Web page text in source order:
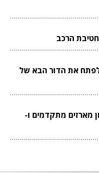
הרכב
לפתח את הדור הבא של
מארזים מתקדמים ו-